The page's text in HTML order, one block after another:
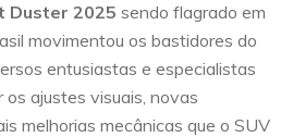
Duster 2025 sendo flagrado em
movimentou os bastidores do
entusiastas e especialistas
ajustes visuais, novas
melhorias mecânicas que o SUV